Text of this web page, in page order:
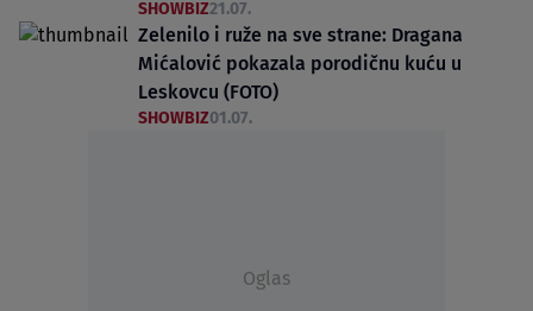
SHOWBIZ21.07.
Zelenilo i ruže na sve strane: Dragana
Mićalović pokazala porodičnu kuću u
Leskovcu (FOTO)
SHOWBIZ01.07.
Oglas